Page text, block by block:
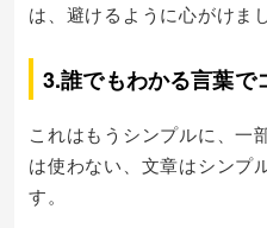
は、避けるように心がけま
3.誰でもわかる言葉で
これはもうシンプルに、一
は使わない、文章はシンプ
す。